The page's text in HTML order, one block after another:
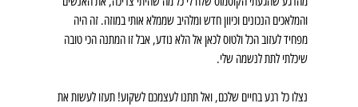
והמלאכים הנכונים וכיוון חדש ומלהיב שממלא אותי במוזה. זה היה
מפחיד לעזוב הכל ולטוס לכאן אל הלא נודע, אבל זו המתנה הכי טובה
שיכלתי לתת לנשמה שלי.
נצלו כל רגע בחיים שלכם, ואל תתנו לעצמכם לשקוע! תעזו לעשות את